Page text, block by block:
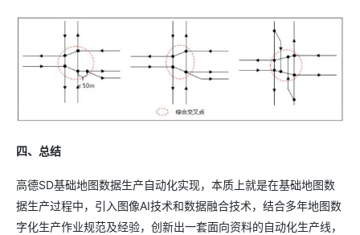
四、总结
高德SD基础地图数据生产自动化实现，本质上就是在基础地图数
据生产过程中，引入图像AI技术和数据融合技术，结合多年地图数
字化生产作业规范及经验，创新出一套面向资料的自动化生产线，